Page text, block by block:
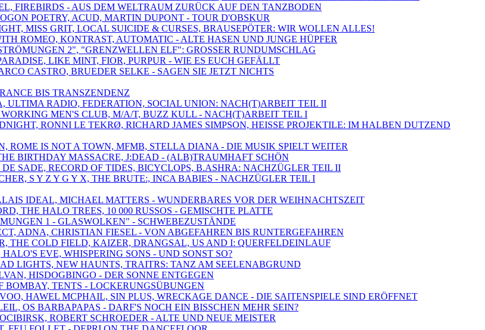
FIREBIRDS - AUS DEM WELTRAUM ZURÜCK AUF DEN TANZBODEN
POETRY, ACUD, MARTIN DUPONT - TOUR D'OBSKUR
MISS GRIT, LOCAL SUICIDE & CURSES, BRAUSEPÖTER: WIR WOLLEN ALLES!
ROMEO, KONTRAST, AUTOMATIC - ALTE HASEN UND JUNGE HÜPFER
2", "GRENZWELLEN ELF": GROSSER RUNDUMSCHLAG
LIKE MINT, FIOR, PURPUR - WIE ES EUCH GEFÄLLT
CASTRO, BRUEDER SELKE - SAGEN SIE JETZT NICHTS
BIS TRANSZENDENZ
ULTIMA RADIO, FEDERATION, SOCIAL UNION: NACH(T)ARBEIT TEIL II
MEN'S CLUB, M/A/T, BUZZ KULL - NACH(T)ARBEIT TEIL I
RONNI LE TEKRØ, RICHARD JAMES SIMPSON, HEISSE PROJEKTILE: IM HALBEN DUTZEND
ROME IS NOT A TOWN, MFMB, STELLA DIANA - DIE MUSIK SPIELT WEITER
BIRTHDAY MASSACRE, J:DEAD - (ALB)TRAUMHAFT SCHÖN
SADE, RECORD OF TIDES, BICYCLOPS, B.ASHRA: NACHZÜGLER TEIL II
S Y Z Y G Y X, THE BRUTE:, INCA BABIES - NACHZÜGLER TEIL I
IDEAL, MICHAEL MATTERS - WUNDERBARES VOR DER WEIHNACHTSZEIT
THE HALO TREES, 10 000 RUSSOS - GEMISCHTE PLATTE
1 - GLASWOLKEN" - SCHWEBEZUSTÄNDE
ADNA, CHRISTIAN FIESEL - VON ABGEFAHREN BIS RUNTERGEFAHREN
THE COLD FIELD, KAIZER, DRANGSAL, US AND I: QUERFELDEINLAUF
EVE, WHISPERING SONS - UND SONST SO?
LIGHTS, NEW HAUNTS, TRAITRS: TANZ AM SEELENABGRUND
HISDOGBINGO - DER SONNE ENTGEGEN
BOMBAY, TENTS - LOCKERUNGSÜBUNGEN
HAWEL MCPHAIL, SIN PLUS, WRECKAGE DANCE - DIE SAITENSPIELE SIND ERÖFFNET
OS BARBAPAPAS - DARF'S NOCH EIN BISSCHEN MEHR SEIN?
ROBERT SCHROEDER - ALTE UND NEUE MEISTER